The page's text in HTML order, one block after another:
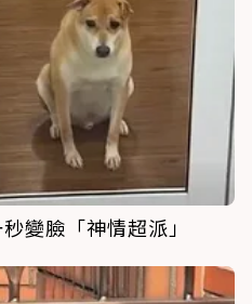
變臉「神情超派」